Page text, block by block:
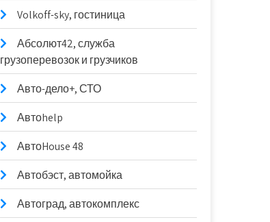
Volkoff-sky, гостиница
Абсолют42, служба
грузоперевозок и грузчиков
Авто-дело+, СТО
Автоhelp
АвтоHouse 48
Автобэст, автомойка
Автоград, автокомплекс